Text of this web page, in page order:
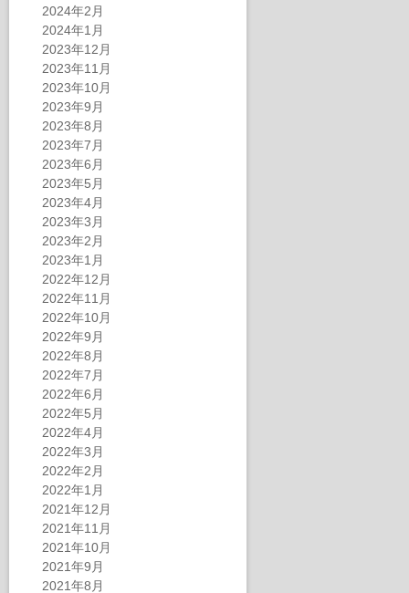
2024年2月
2024年1月
2023年12月
2023年11月
2023年10月
2023年9月
2023年8月
2023年7月
2023年6月
2023年5月
2023年4月
2023年3月
2023年2月
2023年1月
2022年12月
2022年11月
2022年10月
2022年9月
2022年8月
2022年7月
2022年6月
2022年5月
2022年4月
2022年3月
2022年2月
2022年1月
2021年12月
2021年11月
2021年10月
2021年9月
2021年8月